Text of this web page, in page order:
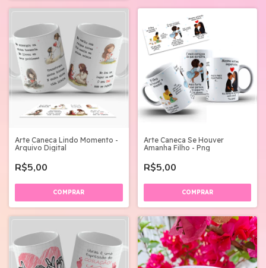
Arte Caneca Lindo Momento -
Arquivo Digital
R$5,00
Arte Caneca Se Houver
Amanha Filho - Png
R$5,00